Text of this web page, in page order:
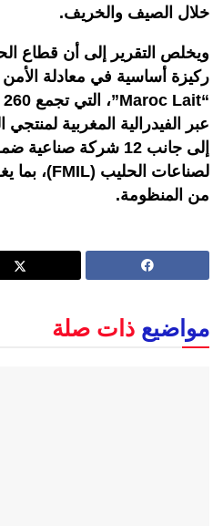
خلال الصيف والخريف.
ويخلص التقرير إلى أن قطاع
ركيزة أساسية في معادلة الأمن
إلى جانب 12 شركة
من المنظومة.
مواضيع ذات صلة